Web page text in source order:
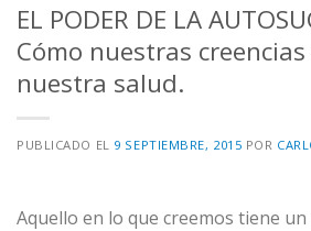
EL PODER DE LA
Cómo nuestras
nuestra salud.
PUBLICADO EL 9 SEPTIEMBRE, 2015 POR
Aquello en lo que creemos tiene